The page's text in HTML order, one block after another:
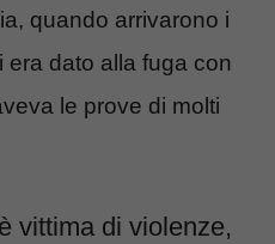
quando arrivarono i
era dato alla fuga con
le prove di molti
vittima di violenze,